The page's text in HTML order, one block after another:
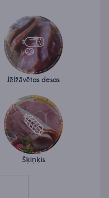
Jēlžāvētas desas
Šķiņķis